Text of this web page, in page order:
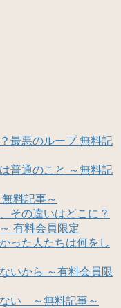
最悪のループ 無料記
普通のこと ～無料記
料記事～
その違いはどこに？
有料会員限定
った人たちは何をし
いから ～有料会員限
い ～無料記事～